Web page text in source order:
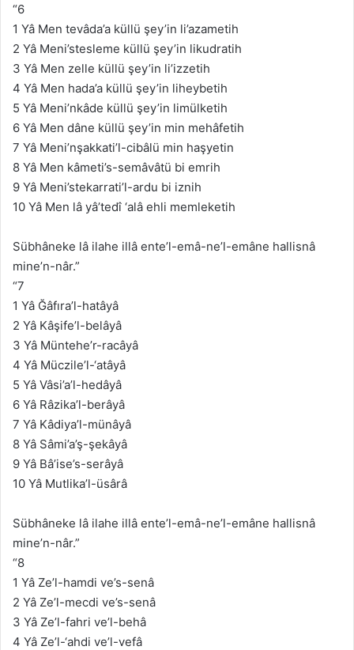
“6
1 Yâ Men tevâda’a küllü şey’in li’azametih
2 Yâ Meni’stesleme küllü şey’in likudratih
3 Yâ Men zelle küllü şey’in li’izzetih
4 Yâ Men hada’a küllü şey’in liheybetih
5 Yâ Meni’nkâde küllü şey’in limülketih
6 Yâ Men dâne küllü şey’in min mehâfetih
7 Yâ Meni’nşakkati’l-cibâlü min haşyetin
8 Yâ Men kâmeti’s-semâvâtü bi emrih
9 Yâ Meni’stekarrati’l-ardu bi iznih
10 Yâ Men lâ yâ’tedî ‘alâ ehli memleketih
Sübhâneke lâ ilahe illâ ente’l-emâ-ne’l-emâne hallisnâ
mine’n-nâr.”
“7
1 Yâ Ğâfıra’l-hatâyâ
2 Yâ Kâşife’l-belâyâ
3 Yâ Müntehe’r-racâyâ
4 Yâ Müczile’l-‘atâyâ
5 Yâ Vâsi’a’l-hedâyâ
6 Yâ Râzika’l-berâyâ
7 Yâ Kâdiya’l-münâyâ
8 Yâ Sâmi’a’ş-şekâyâ
9 Yâ Bâ’ise’s-serâyâ
10 Yâ Mutlika’l-üsârâ
Sübhâneke lâ ilahe illâ ente’l-emâ-ne’l-emâne hallisnâ
mine’n-nâr.”
“8
1 Yâ Ze’l-hamdi ve’s-senâ
2 Yâ Ze’l-mecdi ve’s-senâ
3 Yâ Ze’l-fahri ve’l-behâ
4 Yâ Ze’l-‘ahdi ve’l-vefâ